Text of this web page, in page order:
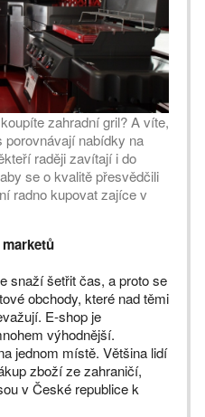
zahradní gril? A víte,
nabídky na
raději zavítají i do
se o kvalitě přesvědčili
radno kupovat zajíce v
snaží šetřit čas, a proto se
obchody, které nad těmi
E-shop je
výhodnější.
jednom místě. Většina lidí
zboží ze zahraničí,
v České republice k